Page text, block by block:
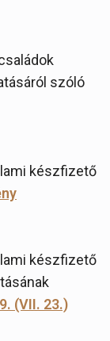
szóló
készfizető
készfizető
(VII. 23.)